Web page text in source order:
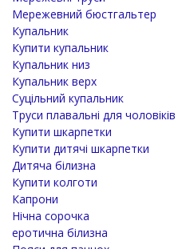
Мережевний бюстгальтер
Купальник
Купити купальник
Купальник низ
Купальник верх
Суцільний купальник
Труси плавальні для чоловіків
Купити шкарпетки
Купити дитячі шкарпетки
Дитяча білизна
Купити колготи
Капрони
Нічна сорочка
еротична білизна